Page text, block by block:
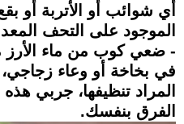
أي شوائب أو الأتربة أو
الموجود على التحف
- ضعي كوب من ماء
في بخاخة أو وعاء
المراد تنظيفها، جربي
الفرق بنفسك.